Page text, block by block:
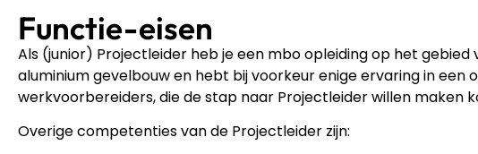
Functie-eisen
Als (junior) Projectleider heb je een mbo opleiding op het
aluminium gevelbouw en hebt bij voorkeur enige ervaring in
werkvoorbereiders, die de stap naar Projectleider willen maken
Overige competenties van de Projectleider zijn: